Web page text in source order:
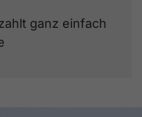
ganz einfach